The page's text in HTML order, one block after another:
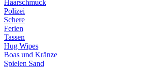
Haarschmuck
Polizei
Schere
Ferien
Tassen
Hug Wipes
Boas und Kränze
Spielen Sand